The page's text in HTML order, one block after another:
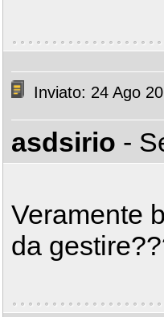
Inviato: 24 Ago
asdsirio -
Veramente
da